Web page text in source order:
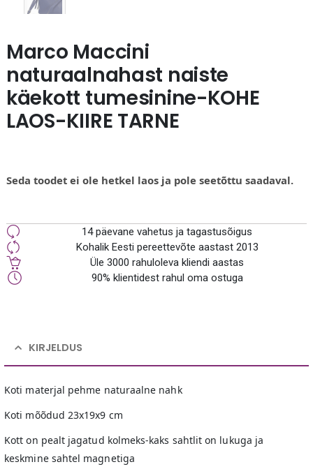
Marco Maccini
naturaalnahast naiste
käekott tumesinine-KOHE
LAOS-KIIRE TARNE
Seda toodet ei ole hetkel laos ja pole seetõttu saadaval.
14 päevane vahetus ja tagastusõigus
Kohalik Eesti pereettevõte aastast 2013
Üle 3000 rahuloleva kliendi aastas
90% klientidest rahul oma ostuga
KIRJELDUS
Koti materjal pehme naturaalne nahk
Koti mõõdud 23x19x9 cm
Kott on pealt jagatud kolmeks-kaks sahtlit on lukuga ja
keskmine sahtel magnetiga